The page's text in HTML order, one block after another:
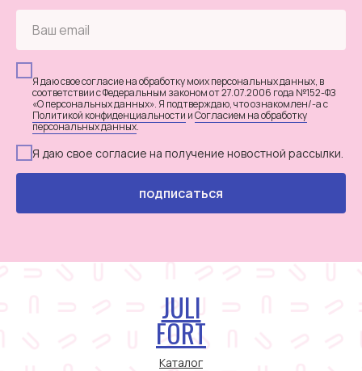
Я даю свое согласие на обработку моих персональных данных, в
соответствии с Федеральным законом от 27.07.2006 года №152-ФЗ
«О персональных данных». Я подтверждаю, что ознакомлен/-а с
Политикой конфиденциальности иСогласием на обработку
персональных данных.
Я даю свое согласие на получение новостной рассылки.
подписаться
Каталог
JULI
FORT